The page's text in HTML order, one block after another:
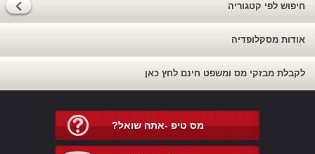
חיפוש לפי קטגוריה
אודות מסקלופדיה
לקבלת מבזקי מס ומשפט חינם לחץ כאן
מס טיפ -אתה שואל?